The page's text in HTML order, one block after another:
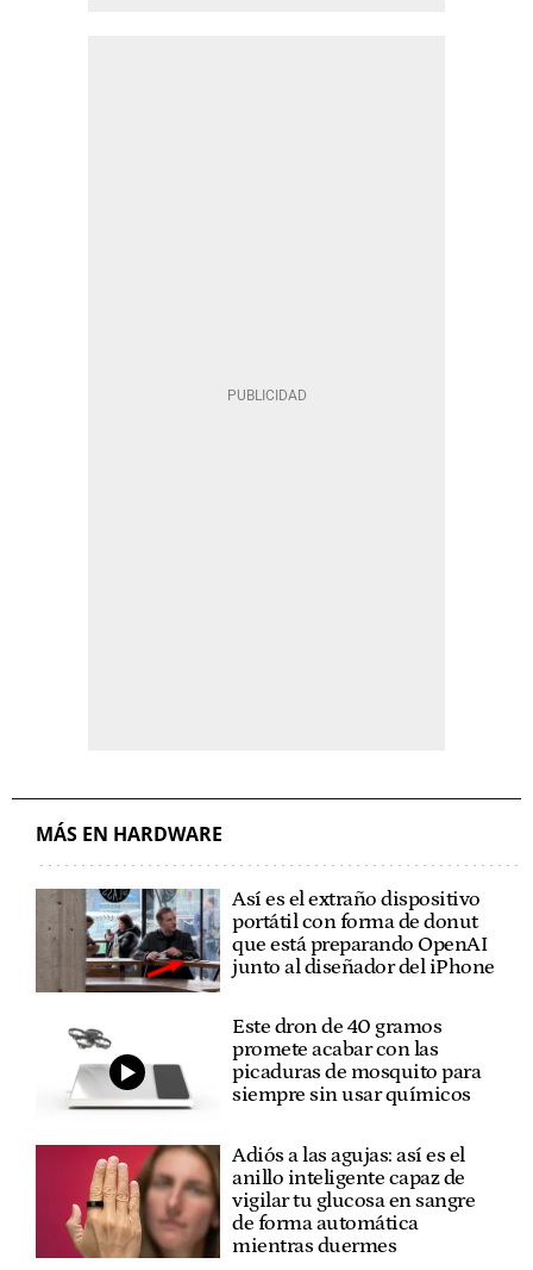
MÁS EN HARDWARE
Así es el extraño dispositivo
portátil con forma de donut
que está preparando OpenAI
junto al diseñador del iPhone
Este dron de 40 gramos
promete acabar con las
picaduras de mosquito para
siempre sin usar químicos
Adiós a las agujas: así es el
anillo inteligente capaz de
vigilar tu glucosa en sangre
de forma automática
mientras duermes